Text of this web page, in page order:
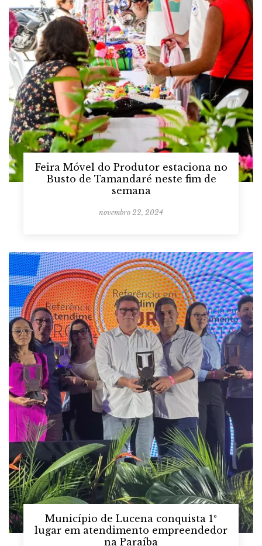
Feira Móvel do Produtor estaciona no
Busto de Tamandaré neste fim de
semana
novembro 22, 2024
Município de Lucena conquista 1º
lugar em atendimento empreendedor
na Paraíba